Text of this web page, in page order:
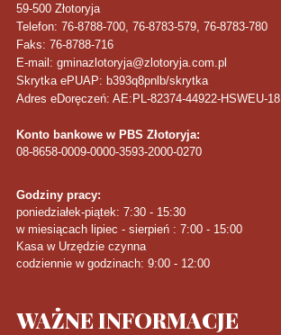
59-500 Złotoryja
Telefon: 76-8788-700, 76-8783-579, 76-8783-780
Faks: 76-8788-716
E-mail: gminazlotoryja@zlotoryja.com.pl
Skrytka ePUAP: b393q8pnlb/skrytka
Adres eDoręczeń: AE:PL-82374-44922-HSWEU-18
Konto bankowe w PBS Złotoryja:
08-8658-0009-0000-3593-2000-0270
Godziny pracy:
poniedziałek-piątek: 7:30 - 15:30
w miesiącach lipiec - sierpień : 7:00 - 15:00
Kasa w Urzędzie czynna
codziennie w godzinach: 9:00 - 12:00
WAŻNEINFORMACJE